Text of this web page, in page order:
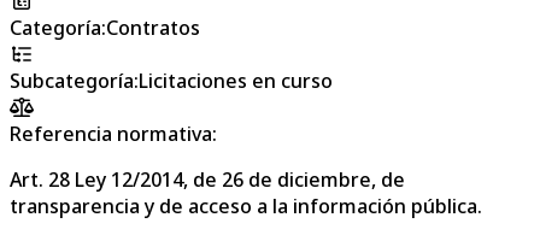
Categoría:Contratos
Subcategoría:Licitaciones en curso
Referencia normativa:
Art. 28 Ley 12/2014, de 26 de diciembre, de
transparencia y de acceso a la información pública.